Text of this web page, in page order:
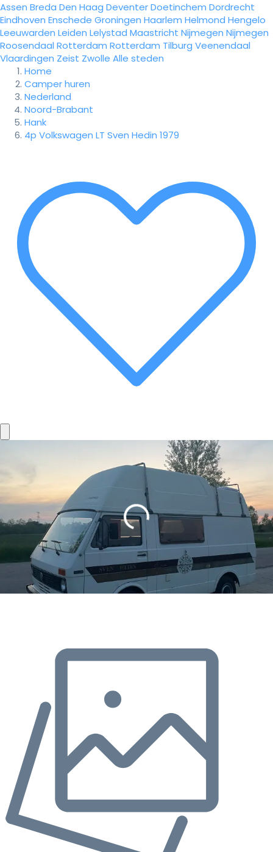
Assen Breda Den Haag DeventerDoetinchem Dordrecht
Eindhoven Enschede Groningen Haarlem Helmond Hengelo
Leeuwarden Leiden Lelystad Maastricht Nijmegen Nijmegen
Roosendaal Rotterdam Rotterdam Tilburg Veenendaal
Vlaardingen Zeist Zwolle Alle steden
Home
Camper huren
Nederland
Noord-Brabant
Hank
4p Volkswagen LT Sven Hedin 1979